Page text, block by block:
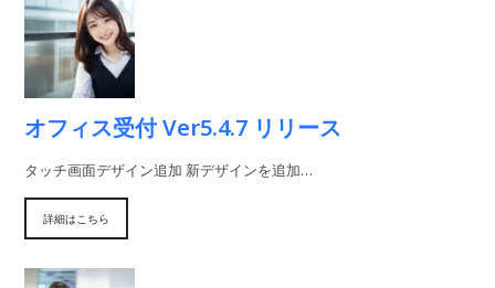
オフィス受付 Ver5.4.7 リリース
タッチ画面デザイン追加 新デザインを追加…
詳細はこちら